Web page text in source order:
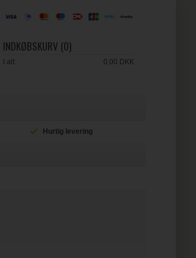
INDKØBSKURV (0)
I alt: 0,00 DKK
Hurtig levering